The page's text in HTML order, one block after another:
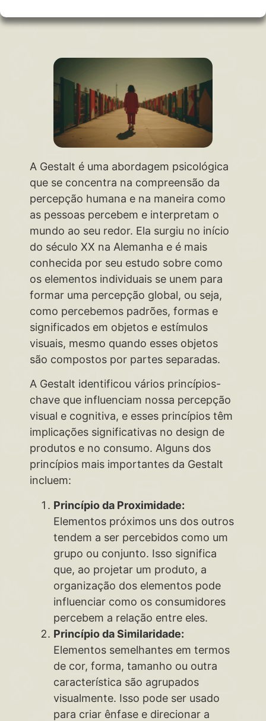
A Gestalt é uma abordagem psicológica
que se concentra na compreensão da
percepção humana e na maneira como
as pessoas percebem e interpretam o
mundo ao seu redor. Ela surgiu no início
do século XX na Alemanha e é mais
conhecida por seu estudo sobre como
os elementos individuais se unem para
formar uma percepção global, ou seja,
como percebemos padrões, formas e
significados em objetos e estímulos
visuais, mesmo quando esses objetos
são compostos por partes separadas.
A Gestalt identificou vários princípios-
chave que influenciam nossa percepção
visual e cognitiva, e esses princípios têm
implicações significativas no design de
produtos e no consumo. Alguns dos
princípios mais importantes da Gestalt
incluem:
Princípio da Proximidade:
Elementos próximos uns dos outros
tendem a ser percebidos como um
grupo ou conjunto. Isso significa
que, ao projetar um produto, a
organização dos elementos pode
influenciar como os consumidores
percebem a relação entre eles.
Princípio da Similaridade:
Elementos semelhantes em termos
de cor, forma, tamanho ou outra
característica são agrupados
visualmente. Isso pode ser usado
para criar ênfase e direcionar a